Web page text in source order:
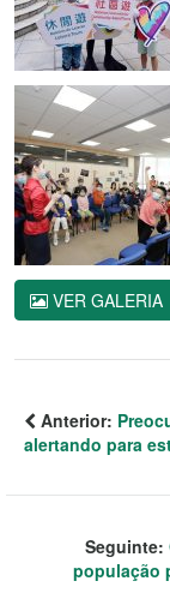
VER GALERIA
Anterior:
alertando para
Seguinte:
população